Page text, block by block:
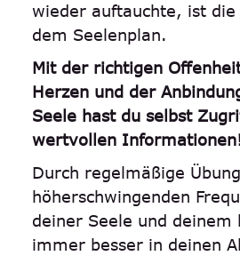
wieder auftauchte, ist die
dem Seelenplan.
Mit der richtigen
Herzen und der
Seele hast du selbst
wertvollen
Durch regelmäßige
höherschwingenden
deiner Seele und deinem
immer besser in deinen